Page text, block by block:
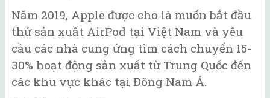
Năm 2019, Apple được cho là muốn bắt đầu
thử sản xuất AirPod tại Việt Nam và yêu
cầu các nhà cung ứng tìm cách chuyển 15-
30% hoạt động sản xuất từ Trung Quốc đến
các khu vực khác tại Đông Nam Á.